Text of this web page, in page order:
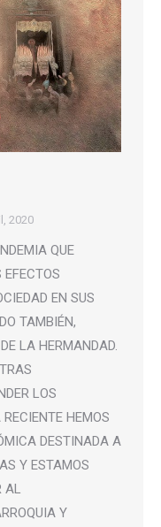
2020
QUE
EFECTOS
EN SUS
TAMBIÉN,
LA HERMANDAD.
LOS
HEMOS
DESTINADA A
Y ESTAMOS
AL
Y